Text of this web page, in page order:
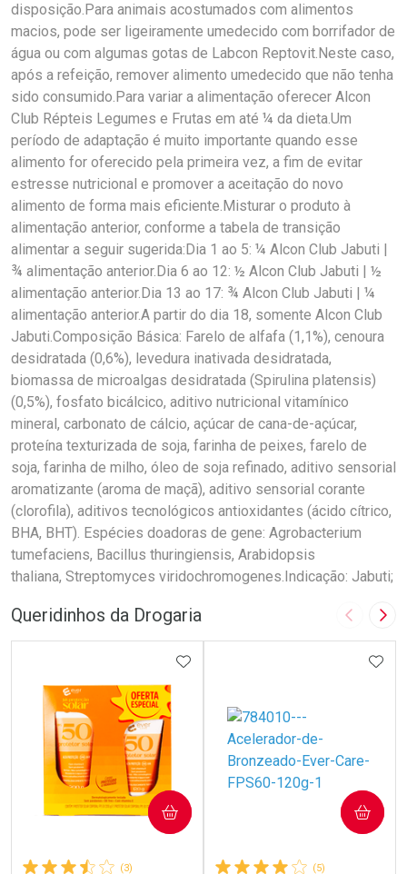
disposição.Para animais acostumados com alimentos
macios, pode ser ligeiramente umedecido com borrifador de
água ou com algumas gotas de Labcon Reptovit.Neste caso,
após a refeição, remover alimento umedecido que não tenha
sido consumido.Para variar a alimentação oferecer Alcon
Club Répteis Legumes e Frutas em até ¼ da dieta.Um
período de adaptação é muito importante quando esse
alimento for oferecido pela primeira vez, a fim de evitar
estresse nutricional e promover a aceitação do novo
alimento de forma mais eficiente.Misturar o produto à
alimentação anterior, conforme a tabela de transição
alimentar a seguir sugerida:Dia 1 ao 5: ¼ Alcon Club Jabuti |
¾ alimentação anterior.Dia 6 ao 12: ½ Alcon Club Jabuti | ½
alimentação anterior.Dia 13 ao 17: ¾ Alcon Club Jabuti | ¼
alimentação anterior.A partir do dia 18, somente Alcon Club
Jabuti.Composição Básica: Farelo de alfafa (1,1%), cenoura
desidratada (0,6%), levedura inativada desidratada,
biomassa de microalgas desidratada (Spirulina platensis)
(0,5%), fosfato bicálcico, aditivo nutricional vitamínico
mineral, carbonato de cálcio, açúcar de cana-de-açúcar,
proteína texturizada de soja, farinha de peixes, farelo de
soja, farinha de milho, óleo de soja refinado, aditivo sensorial
aromatizante (aroma de maçã), aditivo sensorial corante
(clorofila), aditivos tecnológicos antioxidantes (ácido cítrico,
BHA, BHT). Espécies doadoras de gene: Agrobacterium
tumefaciens, Bacillus thuringiensis, Arabidopsis
thaliana, Streptomyces viridochromogenes.Indicação: Jabuti;
Queridinhos da Drogaria Imagem
(3)
ADICIONAR AOS FAVORITOS
COMPRAR
(5)
COMPRAR